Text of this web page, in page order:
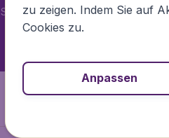
Stellenangebote
zu zeigen. Indem Sie auf
Cookies zu.
Anpassen